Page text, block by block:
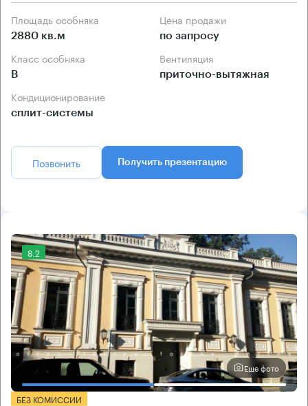
Площадь особняка
2880 кв.м
Цена продажи
по запросу
Класс особняка
B
Вентиляция
приточно-вытяжная
Кондиционирование
сплит-системы
Позвонить Получить презентацию
8.2
Еще фото
БЕЗ КОМИССИИ